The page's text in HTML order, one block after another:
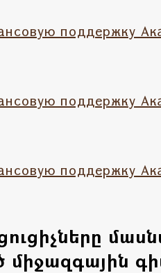
поддержку
поддержку
поддержку